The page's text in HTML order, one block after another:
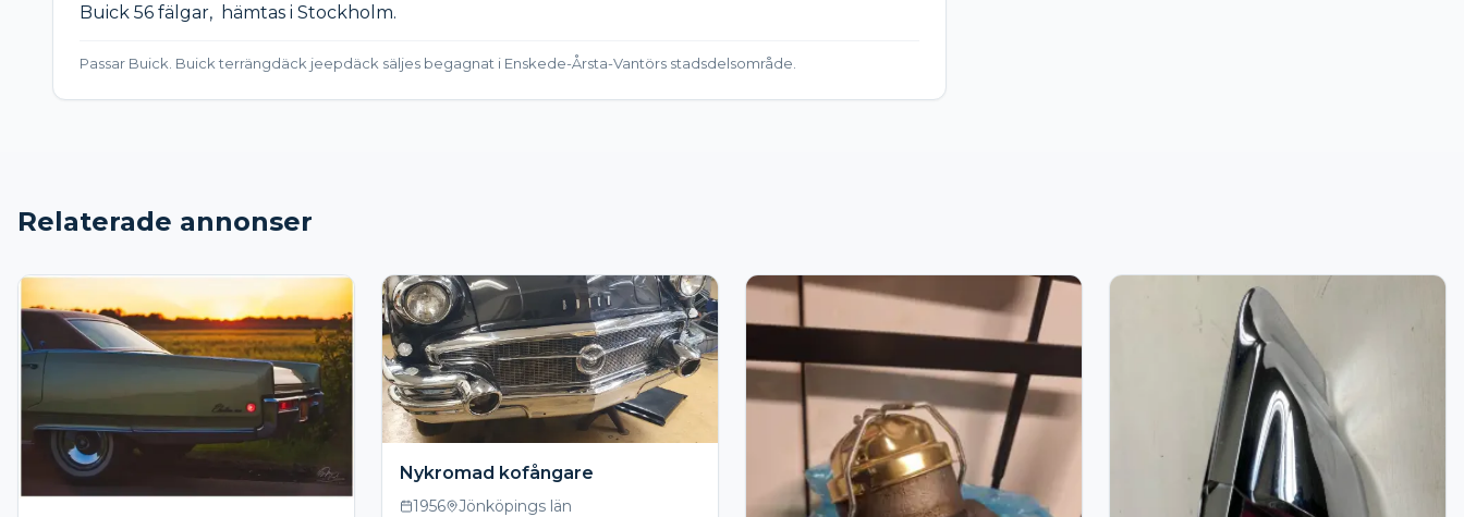
Buick 56 fälgar,  hämtas i Stockholm.
Passar Buick. Buick terrängdäck jeepdäck säljes begagnat i Enskede-Årsta-Vantörs stadsdelsområde.
Relaterade annonser
Nykromad kofångare
1956 Jönköpings län